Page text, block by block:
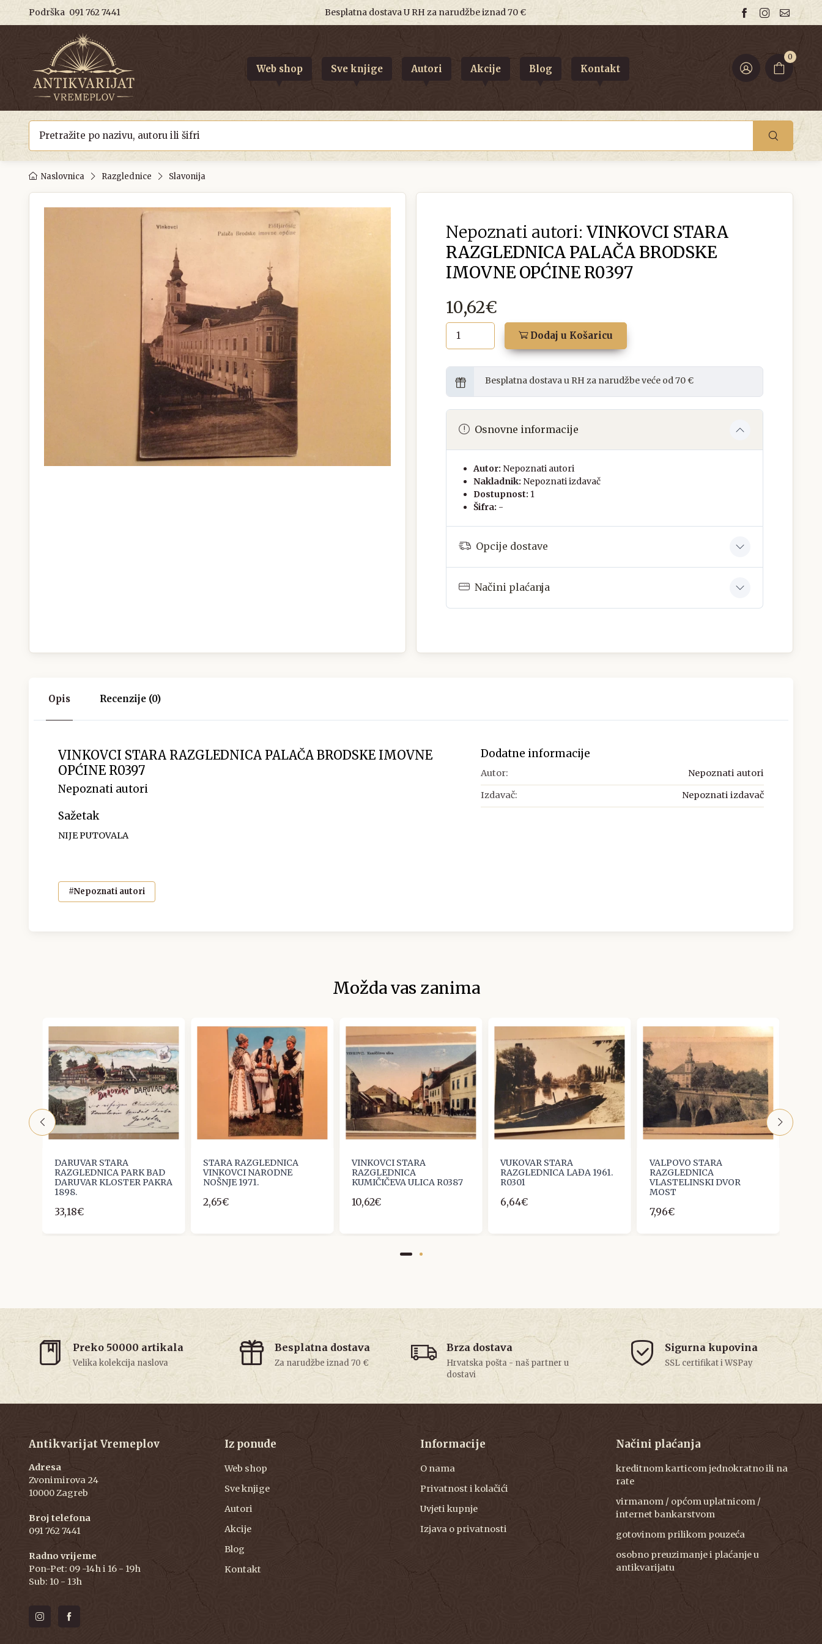
Podrška 091 762 7441 Besplatna dostava U RH za narudžbe iznad 70 €
0
Web shop Sve knjige Autori Akcije Blog Kontakt
Naslovnica Razglednice Slavonija
Nepoznati autori: VINKOVCI STARA
RAZGLEDNICA PALAČA BRODSKE
IMOVNE OPĆINE R0397
10,62€
Dodaj u Košaricu
Besplatna dostava u RH za narudžbe veće od 70 €
Osnovne informacije
Autor: Nepoznati autori
Nakladnik: Nepoznati izdavač
Dostupnost: 1
Šifra: -
Opcije dostave
Načini plaćanja
Opis Recenzije (0)
VINKOVCI STARA RAZGLEDNICA PALAČA BRODSKE IMOVNE
OPĆINE R0397
Nepoznati autori
Sažetak
NIJE PUTOVALA
#Nepoznati autori
Dodatne informacije
Autor: Nepoznati autori
Izdavač: Nepoznati izdavač
Možda vas zanima
DARUVAR STARA
RAZGLEDNICA PARK BAD
DARUVAR KLOSTER PAKRA
1898.
33,18€
STARA RAZGLEDNICA
VINKOVCI NARODNE
NOŠNJE 1971.
2,65€
VINKOVCI STARA
RAZGLEDNICA
KUMIČIČEVA ULICA R0387
10,62€
VUKOVAR STARA
RAZGLEDNICA LAĐA 1961.
R0301
6,64€
VALPOVO STARA
RAZGLEDNICA
VLASTELINSKI DVOR
MOST
7,96€
Preko 50000 artikala
Velika kolekcija naslova
Besplatna dostava
Za narudžbe iznad 70 €
Brza dostava
Hrvatska pošta - naš partner u
dostavi
Sigurna kupovina
SSL certifikat i WSPay
Antikvarijat Vremeplov
Adresa
Zvonimirova 24
10000 Zagreb
Broj telefona
091 762 7441
Radno vrijeme
Pon-Pet: 09 -14h i 16 - 19h
Sub: 10 - 13h
Iz ponude
Web shop
Sve knjige
Autori
Akcije
Blog
Kontakt
Informacije
O nama
Privatnost i kolačići
Uvjeti kupnje
Izjava o privatnosti
Načini plaćanja
kreditnom karticom jednokratno ili na
rate
virmanom / općom uplatnicom /
internet bankarstvom
gotovinom prilikom pouzeća
osobno preuzimanje i plaćanje u
antikvarijatu